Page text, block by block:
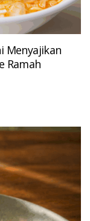
Menyajikan
Ramah